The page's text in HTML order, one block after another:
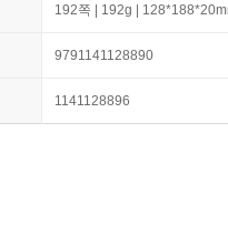
192쪽 | 192g |
9791141128890
1141128896